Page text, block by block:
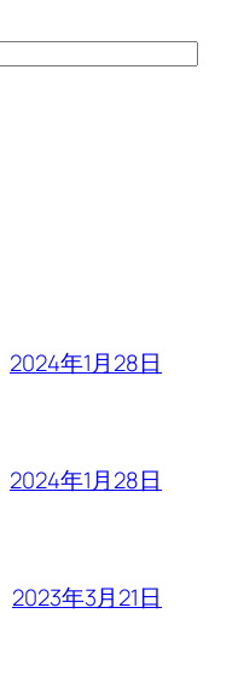
2024年1月28日
2024年1月28日
2023年3月21日